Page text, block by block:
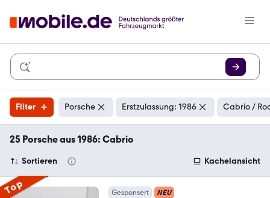
Filter Porsche Erstzulassung: 1986 Cabrio /
25 Porsche aus 1986: Cabrio
Sortieren Kachelansicht
Top Gesponsert NEU